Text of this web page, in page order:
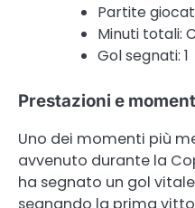
Partite
Minuti totali:
Gol segnati: 1
Prestazioni e
Uno dei momenti più
avvenuto durante la
ha segnato un gol